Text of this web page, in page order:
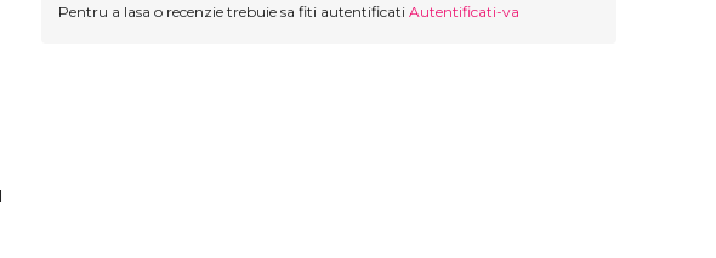
Pentru a lasa o recenzie trebuie sa fiti autentificati Autentificati-va